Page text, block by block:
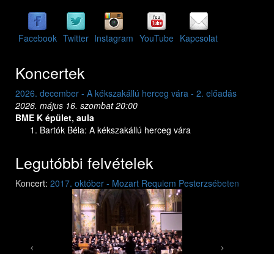
Facebook Twitter Instagram YouTube Kapcsolat
Koncertek
2026. december - A kékszakállú herceg vára - 1. előadás
2026. május 15. péntek 20:00
BME K épület, aula
Bartók Béla: A kékszakállú herceg vára
Legutóbbi felvételek
Koncert: 2017. október - Mozart Requiem Pesterzsébeten
Mozart: Requiem
Mozart: Requiem
Previous Next